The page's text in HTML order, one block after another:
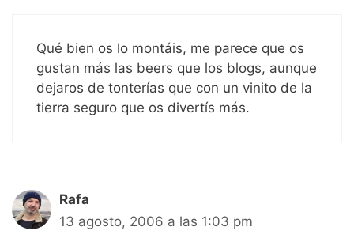
Qué bien os lo montáis, me parece que os
gustan más las beers que los blogs, aunque
dejaros de tonterías que con un vinito de la
tierra seguro que os divertís más.
Rafa
13 agosto, 2006 a las 1:03 pm